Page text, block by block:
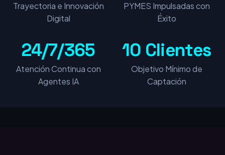
Trayectoria e Innovación
Digital
PYMES Impulsadas con
Éxito
24/7/365
Atención Continua con
Agentes IA
10 Clientes
Objetivo Mínimo de
Captación